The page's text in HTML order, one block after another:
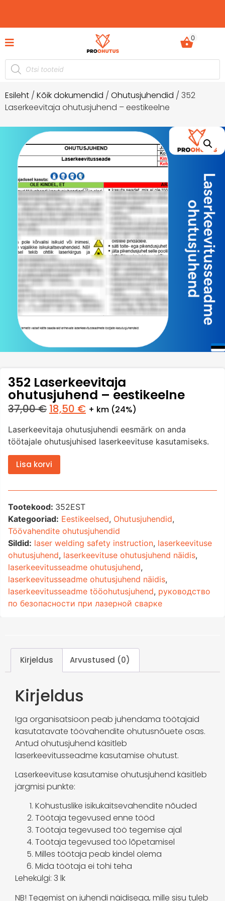
komplektid hetkel -60%
Ohutusjuhendid
0
Esileht / Kõik dokumendid / Ohutusjuhendid / 352
Laserkeevitaja ohutusjuhend – eestikeelne
352 Laserkeevitaja
ohutusjuhend – eestikeelne
37,00€ 18,50 € + km (24%)
Laserkeevitaja ohutusjuhendi eesmärk on anda
töötajale ohutusjuhised laserkeevituse kasutamiseks.
Lisa korvi
Tootekood: 352EST
Kategooriad: Eestikeelsed, Ohutusjuhendid,
Töövahendite ohutusjuhendid
Sildid: laser welding safety instruction, laserkeevituse
ohutusjuhend, laserkeevituse ohutusjuhend näidis,
laserkeevitusseadme ohutusjuhend,
laserkeevitusseadme ohutusjuhend näidis,
laserkeevitusseadme tööohutusjuhend, руководство
по безопасности при лазерной сварке
Kirjeldus Arvustused (0)
Kirjeldus
Iga organisatsioon peab juhendama töötajaid
kasutatavate töövahendite ohutusnõuete osas.
Antud ohutusjuhend käsitleb
laserkeevitusseadme kasutamise ohutust.
Laserkeevituse kasutamise ohutusjuhend käsitleb
järgmisi punkte:
Kohustuslike isikukaitsevahendite nõuded
Töötaja tegevused enne tööd
Töötaja tegevused töö tegemise ajal
Töötaja tegevused töö lõpetamisel
Milles töötaja peab kindel olema
Mida töötaja ei tohi teha
Lehekülgi: 3 lk
NB! Tegemist on juhendi näidisega, mille sisu tuleb